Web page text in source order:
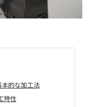
的な加工法
特性